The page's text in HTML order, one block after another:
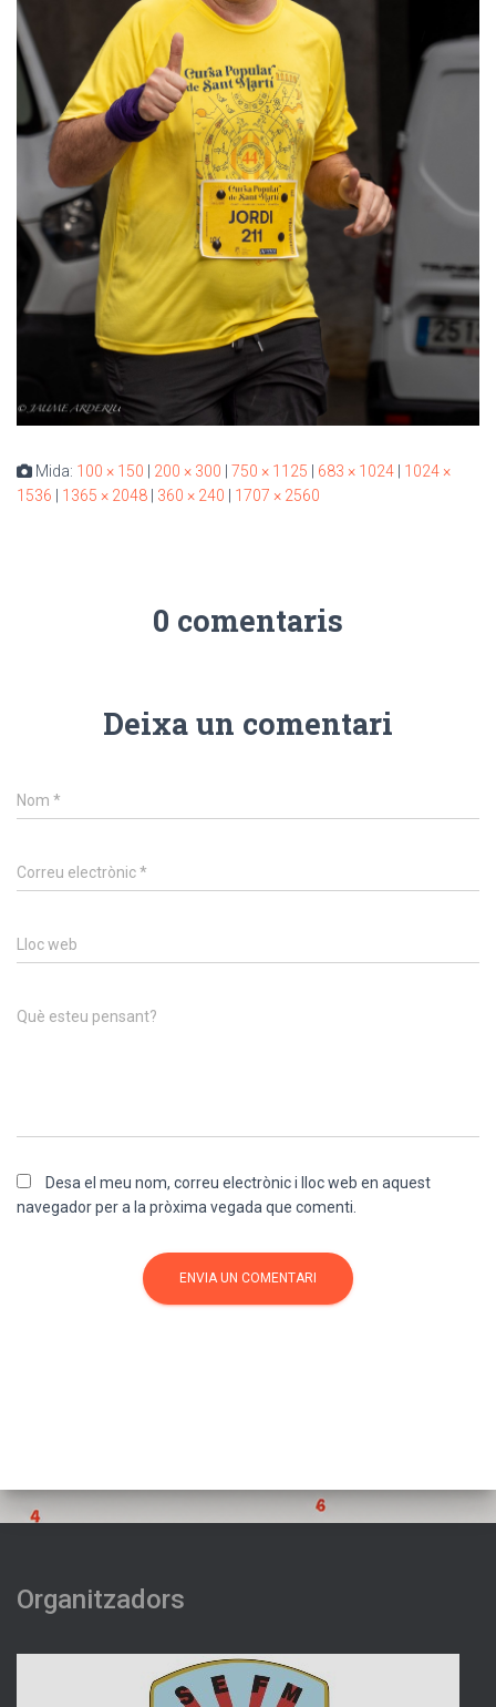
Mida: 100 × 150 200 × 300 750 × 1125 683 × 1024
1024 ×
1536
1365 × 2048 360 × 240 1707 × 2560
0 comentaris
Deixa un comentari
Nom *
Correu electrònic*
Lloc web
Què esteu pensant?
Desa el meu nom, correu electrònic i lloc web en aquest
navegador per a la pròxima vegada que comenti.
Organitzadors